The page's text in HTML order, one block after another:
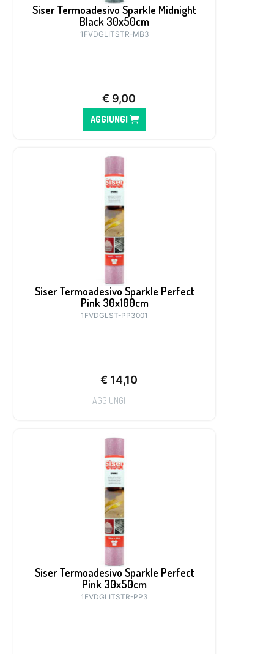
Siser Termoadesivo Sparkle Midnight
Black 30x50cm
1FVDGLITSTR-MB3
€ 9,00
AGGIUNGI
Siser Termoadesivo Sparkle Perfect
Pink 30x100cm
1FVDGLST-PP3001
€ 14,10
AGGIUNGI
Siser Termoadesivo Sparkle Perfect
Pink 30x50cm
1FVDGLITSTR-PP3